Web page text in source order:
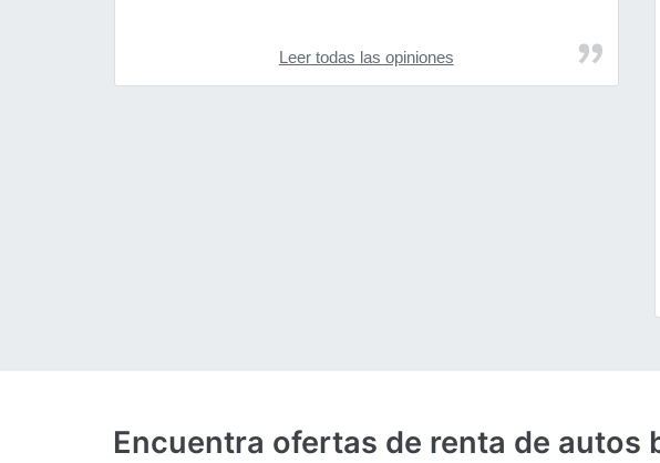
Leer todas las opiniones
Encuentra ofertas de renta de autos